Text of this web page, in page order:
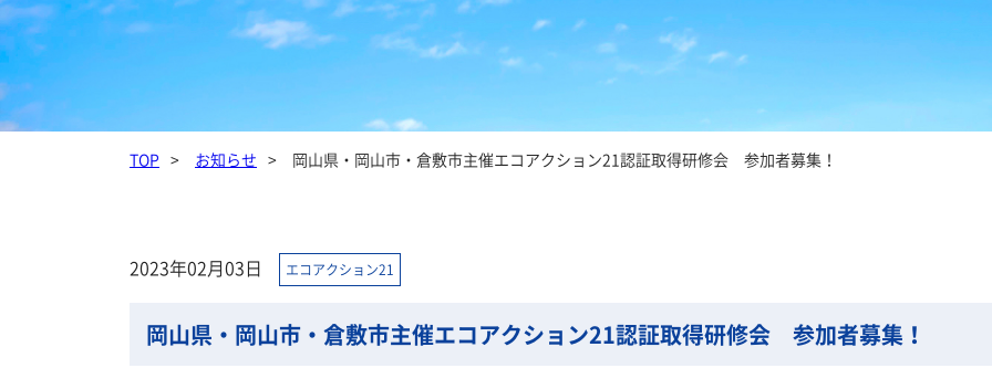
TOP お知らせ 岡山県・岡山市・倉敷市主催エコアクション21認証取得研修会 参加者募集！
2023年02月03日 エコアクション21
岡山県・岡山市・倉敷市主催エコアクション21認証取得研修会 参加者募集！